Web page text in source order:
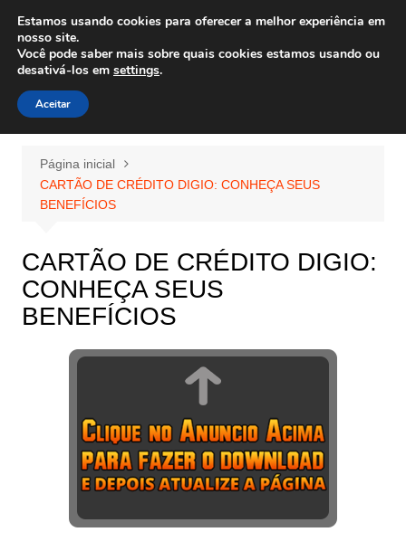
para
conteúdo
Wiley Wales
corais algas e vida marinha
Página inicial
CARTÃO DE CRÉDITO DIGIO: CONHEÇA SEUS
BENEFÍCIOS
CARTÃO DE CRÉDITO DIGIO:
CONHEÇA SEUS
BENEFÍCIOS
Estamos usando cookies para oferecer a melhor experiência em
nosso site.
Você pode saber mais sobre quais cookies estamos usando ou
desativá-los em settings.
Aceitar